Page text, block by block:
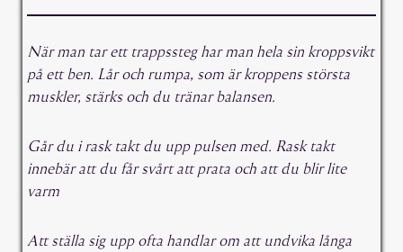
När man tar ett trappssteg har man hela sin kroppsvikt
på ett ben. Lår och rumpa, som är kroppens största
muskler, stärks och du tränar balansen.
Går du i rask takt du upp pulsen med. Rask takt
innebär att du får svårt att prata och att du blir lite
varm
Att ställa sig upp ofta handlar om att undvika långa